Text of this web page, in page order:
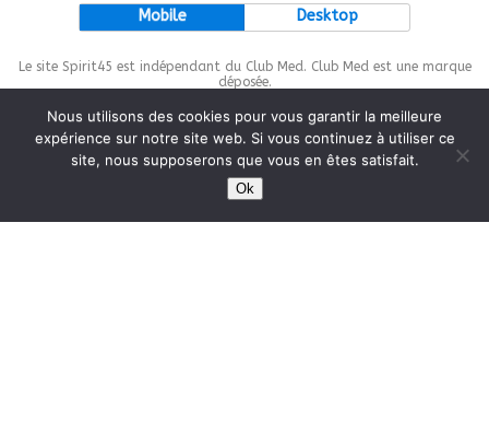
Mobile Desktop
Le site Spirit45 est indépendant du Club Med. Club Med est une marque
déposée.
This site is protected bywp-copyrightpro.com
Nous utilisons des cookies pour vous garantir la meilleure
expérience sur notre site web. Si vous continuez à utiliser ce
site, nous supposerons que vous en êtes satisfait.
Ok